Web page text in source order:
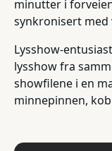
minutter i
synkronisert med
Lysshow-
lysshow fra
showfilene i en
minnepinnen,